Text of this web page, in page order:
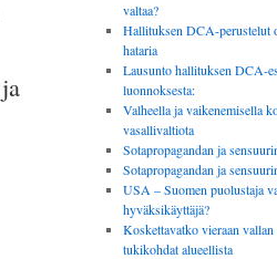
valtaa?
Hallituksen DCA-perustelut
hataria
Lausunto hallituksen DCA-
luonnoksesta:
Valheella ja vaikenemisella
vasallivaltiota
Sotapropagandan ja
Sotapropagandan ja
USA – Suomen puolustaja
hyväksikäyttäjä?
Koskettavatko vieraan vallan
tukikohdat alueellista